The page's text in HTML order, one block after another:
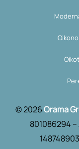
© 2026Orama
801086294